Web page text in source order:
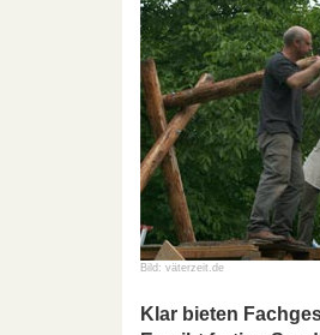
Bild: väterzeit.de
Klar bieten